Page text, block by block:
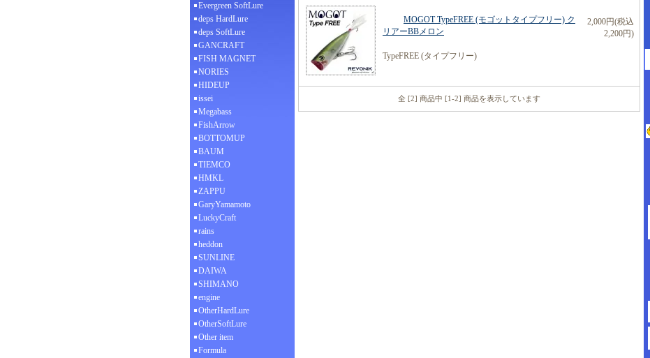
Evergreen SoftLure
deps HardLure
deps SoftLure
GANCRAFT
FISH MAGNET
NORIES
HIDEUP
issei
Megabass
FishArrow
BOTTOMUP
BAUM
TIEMCO
HMKL
ZAPPU
GaryYamamoto
LuckyCraft
rains
heddon
SUNLINE
DAIWA
SHIMANO
engine
OtherHardLure
OtherSoftLure
Other item
Formula
MOGOT TypeFREE (モゴットタイプフリー) ク
リアーBBメロン
2,000円(税込
2,200円)
TypeFREE (タイプフリー)
全 [2] 商品中 [1-2] 商品を表示しています